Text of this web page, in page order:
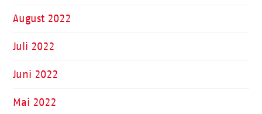
August 2022
Juli 2022
Juni 2022
Mai 2022